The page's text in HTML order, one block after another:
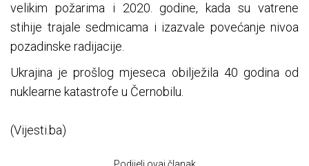
velikim požarima i 2020. godine, kada su vatrene
stihije trajale sedmicama i izazvale povećanje nivoa
pozadinske radijacije.
Ukrajina je prošlog mjeseca obilježila 40 godina od
nuklearne katastrofe u Černobilu.
(Vijesti.ba)